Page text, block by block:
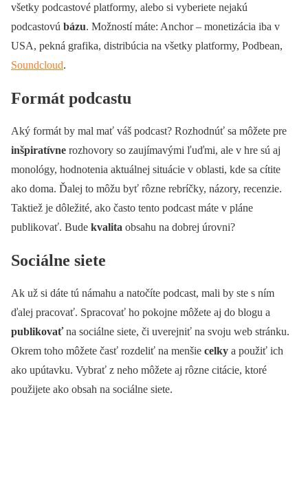
všetky podcastové platformy, alebo si vyberiete nejakú
podcastovú bázu. Možností máte: Anchor – monetizácia iba v
USA, pekná grafika, distribúcia na všetky platformy, Podbean,
Soundcloud.
Formát podcastu
Aký formát by mal mať váš podcast? Rozhodnúť sa môžete pre
inšpiratívne rozhovory so zaujímavými ľuďmi, ale v hre sú aj
monológy, hodnotenia aktuálnej situácie v oblasti, kde sa cítite
ako doma. Ďalej to môžu byť rôzne rebríčky, názory, recenzie.
Taktiež je dôležité, ako často tento podcast máte v pláne
publikovať. Bude kvalita obsahu na dobrej úrovni?
Sociálne siete
Ak už si dáte tú námahu a natočíte podcast, mali by ste s ním
ďalej pracovať. Spracovať ho pokojne môžete aj do blogu a
publikovaťna sociálne siete, či uverejniť na svoju web stránku.
Okrem toho môžete časť rozdeliť na menšie celky a použiť ich
ako upútavku. Vybrať z neho môžete aj rôzne citácie, ktoré
použijete ako obsah na sociálne siete.